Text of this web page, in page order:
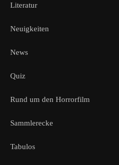
Literatur
Neuigkeiten
News
Quiz
Rund um den Horrorfilm
Sammlerecke
Tabulos